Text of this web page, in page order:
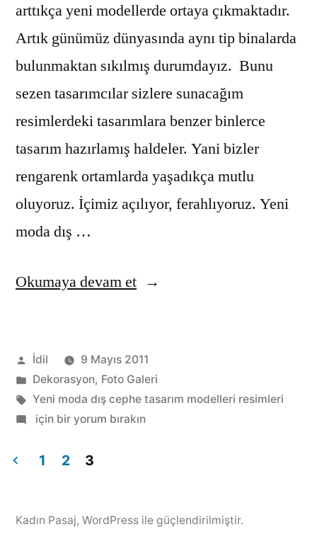
arttıkça yeni modellerde ortaya çıkmaktadır.
Artık günümüz dünyasında aynı tip binalarda
bulunmaktan sıkılmış durumdayız. Bunu
sezen tasarımcılar sizlere sunacağım
resimlerdeki tasarımlara benzer binlerce
tasarım hazırlamış haldeler. Yani bizler
rengarenk ortamlarda yaşadıkça mutlu
oluyoruz. İçimiz açılıyor, ferahlıyoruz. Yeni
moda dış …
Okumaya devam et“Yeni
dış
cephe
tasarımlar”
Gönderen:
İdil
9 Mayıs 2011
Kategori:
Dekorasyon, Foto Galeri
Etiketler:
Yeni moda dış cephe tasarım modelleri resimleri
Yeni
farklı
tasarımlar
için bir yorum bırakın
dolaşımı
1 2 3
Kadın Pasaj, WordPress ile güçlendirilmiştir.